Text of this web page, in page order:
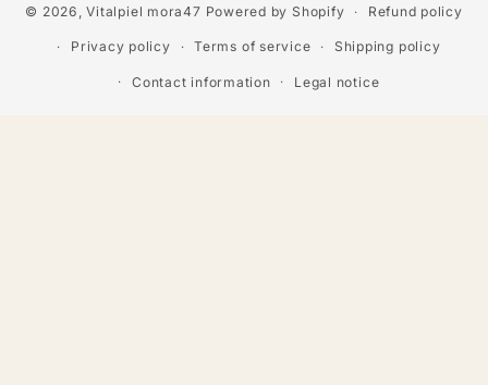
© 2026,Vitalpiel mora47 Powered by Shopify Refund policy
Privacy policy Terms of service Shipping policy
Contact information Legal notice